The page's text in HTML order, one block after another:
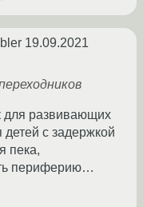
19.09.2021
для развивающих
с задержкой
пека,
периферию…